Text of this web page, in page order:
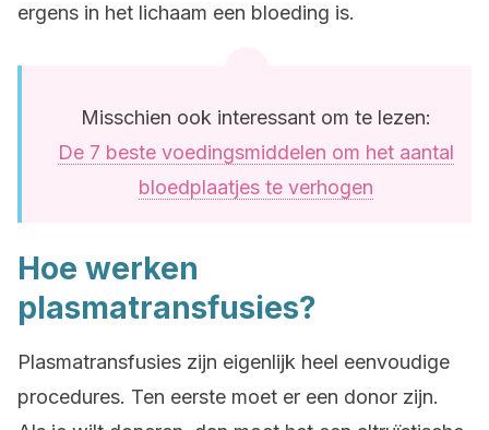
ergens in het lichaam een bloeding is.
Misschien ook interessant om te lezen:
De 7 beste voedingsmiddelen om het aantal
bloedplaatjes te verhogen
Hoe werken
plasmatransfusies?
Plasmatransfusies zijn eigenlijk heel eenvoudige
procedures. Ten eerste moet er een donor zijn.